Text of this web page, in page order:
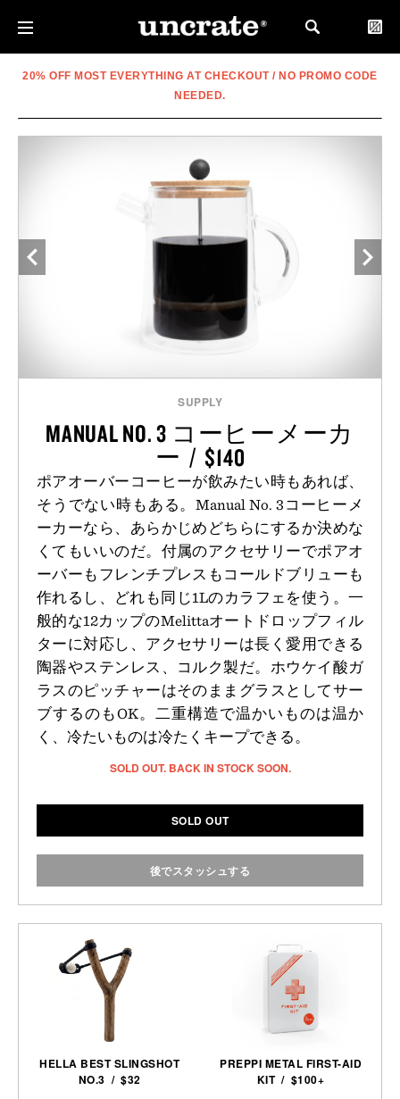
20% OFF MOST EVERYTHING AT CHECKOUT / NO PROMO CODE
NEEDED.
SUPPLY
MANUAL NO. 3 コーヒーメーカ
ー / $140
ポアオーバーコーヒーが飲みたい時もあれば、
そうでない時もある。Manual No. 3コーヒーメ
ーカーなら、あらかじめどちらにするか決めな
くてもいいのだ。付属のアクセサリーでポアオ
ーバーもフレンチプレスもコールドブリューも
作れるし、どれも同じ1Lのカラフェを使う。一
般的な12カップのMelittaオートドロップフィル
ターに対応し、アクセサリーは長く愛用できる
陶器やステンレス、コルク製だ。ホウケイ酸ガ
ラスのピッチャーはそのままグラスとしてサー
ブするのもOK。二重構造で温かいものは温か
く、冷たいものは冷たくキープできる。
SOLD OUT. BACK IN STOCK SOON.
SOLD OUT
後でスタッシュする
HELLA BEST SLINGSHOT
NO.3 / $32
PREPPI METAL FIRST-AID
KIT / $100+